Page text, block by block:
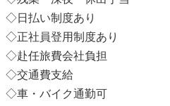
◇日払い制度あり
◇正社員登用制度あり
◇赴任旅費会社負担
◇交通費支給
◇車・バイク通勤可